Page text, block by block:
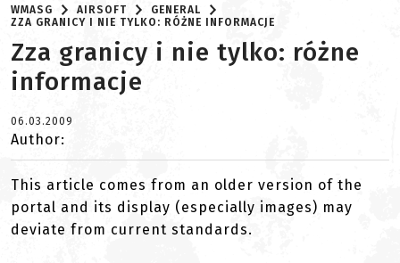
WMASG AIRSOFT
GENERAL
ZZA GRANICY I NIE TYLKO: RÓŻNE INFORMACJE
Zza granicy i nie tylko: różne
informacje
06.03.2009
Author:
This article comes from an older version of the
portal and its display (especially images) may
deviate from current standards.